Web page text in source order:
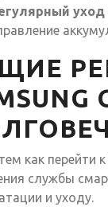
как перейти
службы
и уходу.